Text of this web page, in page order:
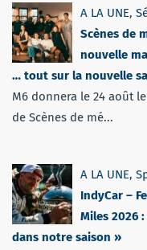
A LA UNE,
Scènes de
nouvelle
… tout sur la nouvelle
M6 donnera le 24 août
de Scènes de mé...
A LA UNE,
IndyCar –
Miles 2026
dans notre saison »